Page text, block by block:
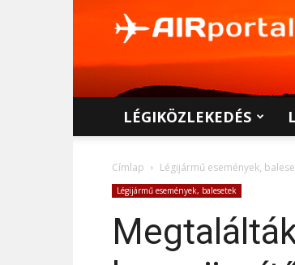
LÉGIKÖZLEKEDÉS
Címlap Légijármű események,
Légijármű események, balesetek